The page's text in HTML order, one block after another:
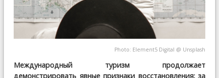
Photo: Element5 Digital @ Unsplash
Международный туризм продолжает
демонстрировать явные признаки восстановления: за